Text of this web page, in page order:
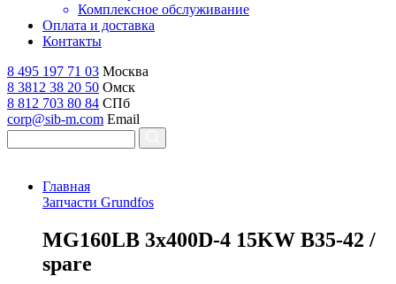
Комплексное обслуживание
Оплата и доставка
Контакты
8 495 197 71 03 Москва
8 3812 38 20 50 Омск
8 812 703 80 84 СПб
corp@sib-m.com Email
Главная
Запчасти Grundfos
MG160LB 3x400D-4 15KW B35-42 /
spare